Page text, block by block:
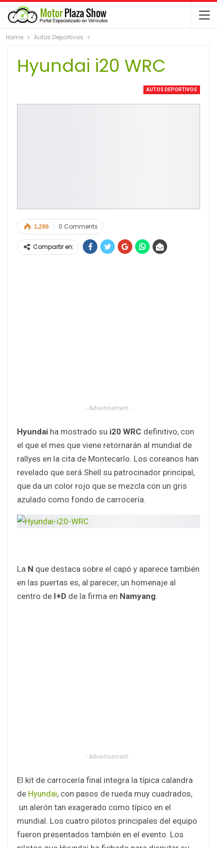
Home Autos Deportivos
Hyundai i20 WRC
AUTOS DEPORTIVOS
0 Comments
1,286
Compartir en:
- Advertisement -
Hyundai ha mostrado su i20 WRC definitivo, con
el que el mes que viene retornarán al mundial de
rallyes en la cita de Montecarlo. Los coreanos han
revelado que será Shell su patrocinador principal,
que da un color rojo que se mezcla con un gris
azulado como fondo de carrocería.
La N que destaca sobre el capó y aparece también
en las puertas es, al parecer, un homenaje al
centro de I+D de la firma en Namyang.
- Advertisement -
El kit de carrocería final integra la típica calandra
de Hyundai, con pasos de rueda muy cuadrados,
un alerón tan exagerado como típico en el
mundial. Los cuatro pilotos principales del equipo
fueron presentados también en el evento. Los